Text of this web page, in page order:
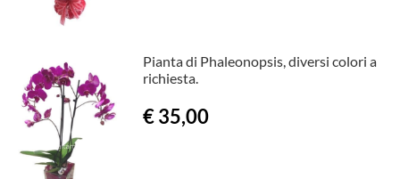
Pianta di Phaleonopsis, diversi colori a
richiesta.
€ 35,00